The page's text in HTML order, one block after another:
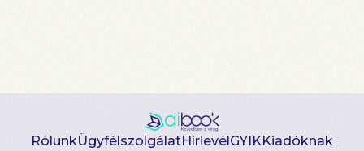
RólunkÜgyfélszolgálatHírlevélGYIKKiadóknak